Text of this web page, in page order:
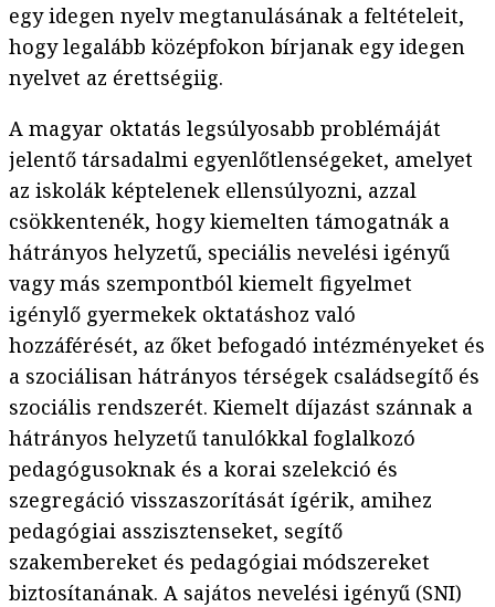
egy idegen nyelv megtanulásának a feltételeit,
hogy legalább középfokon bírjanak egy idegen
nyelvet az érettségiig.
A magyar oktatás legsúlyosabb problémáját
jelentő társadalmi egyenlőtlenségeket, amelyet
az iskolák képtelenek ellensúlyozni, azzal
csökkentenék, hogy kiemelten támogatnák a
hátrányos helyzetű, speciális nevelési igényű
vagy más szempontból kiemelt figyelmet
igénylő gyermekek oktatáshoz való
hozzáférését, az őket befogadó intézményeket és
a szociálisan hátrányos térségek családsegítő és
szociális rendszerét. Kiemelt díjazást szánnak a
hátrányos helyzetű tanulókkal foglalkozó
pedagógusoknak és a korai szelekció és
szegregáció visszaszorítását ígérik, amihez
pedagógiai asszisztenseket, segítő
szakembereket és pedagógiai módszereket
biztosítanának. A sajátos nevelési igényű (SNI)